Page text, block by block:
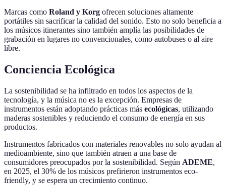
Marcas como Roland y Korg ofrecen soluciones altamente
portátiles sin sacrificar la calidad del sonido. Esto no solo beneficia a
los músicos itinerantes sino también amplía las posibilidades de
grabación en lugares no convencionales, como autobuses o al aire
libre.
Conciencia Ecológica
La sostenibilidad se ha infiltrado en todos los aspectos de la
tecnología, y la música no es la excepción. Empresas de
instrumentos están adoptando prácticas más ecológicas, utilizando
maderas sostenibles y reduciendo el consumo de energía en sus
productos.
Instrumentos fabricados con materiales renovables no solo ayudan al
medioambiente, sino que también atraen a una base de
consumidores preocupados por la sostenibilidad. Según ADEME,
en 2025, el 30% de los músicos prefirieron instrumentos eco-
friendly, y se espera un crecimiento continuo.